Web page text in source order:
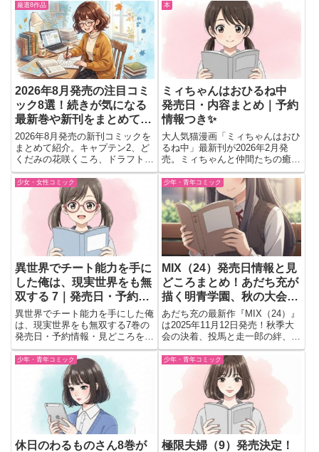
厳選8作品
2026年8月発売の注目コミ
ック8選！続きが気になる
最新巻や新刊をまとめて紹
介
2026年8月発売の新刊コミックを
まとめて紹介。キャプテン2、ど
くだみの花咲くころ、ドラフトキ
ング、OMORI、信長を殺した
男、八男って、それはないでしょ
う！、政略結婚したはずの元恋人
（現上司）に復縁を迫られていま
す、リコリス・リコイルの最新巻
情報を掲載。予約前のチェックに
もおすすめです。
本
ミィちゃんはおひるね中
発売日・内容まとめ｜予約
情報つき✨
大人気猫漫画「ミィちゃんはおひ
るね中」最新刊が2026年2月発
売。ミィちゃんと仲間たちの癒し
の日常を描く、心がほぐれる一冊
を紹介します。
少女・女性コミック
異世界でチート能力を手に
した俺は、現実世界をも無
双する 7｜発売日・予約・
注目ポイントまとめ！
異世界でチート能力を手にした俺
は、現実世界をも無双する7巻の
発売日・予約情報・見どころをま
とめて紹介。優夜と王子レイガー
が交差する重要巻の注目ポイント
をチェック。
少年・青年コミック
MIX（24）発売日情報と見
どころまとめ！あだち充が
描く明青学園、秋の大会に
決着！
あだち充の最新作『MIX（24）』
は2025年11月12日発売！秋季大
会の決着、投馬と走一郎の絆、明
青学園の青春が熱く描かれる注目
巻。試合の行方と恋の行方を見逃
少年・青年コミック
休日のわるものさん8巻が
少年・青年コミック
極限夫婦（9）発売決定！